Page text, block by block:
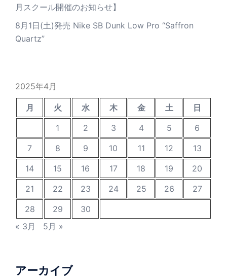
月スクール開催のお知らせ】
8月1日(土)発売 Nike SB Dunk Low Pro “Saffron
Quartz”
2025年4月
月 火 水 木 金 土
日
1
2 3 4 5
6
7
8 9 10 11 12
13
14
15 16 17 18 19
20
21
22 23 24 25 26
27
28
29
30
« 3月
5月 »
アーカイブ